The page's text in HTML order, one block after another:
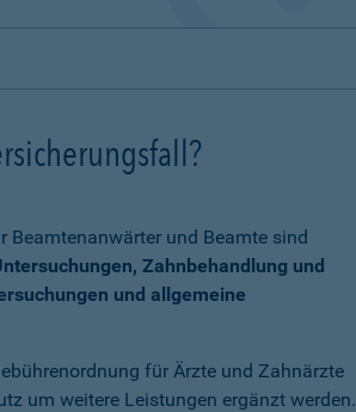
Beamtenanwärter und Beamte sind
Zahnbehandlung und
und allgemeine
für Ärzte und Zahnärzte
um weitere Leistungen ergänzt werden.